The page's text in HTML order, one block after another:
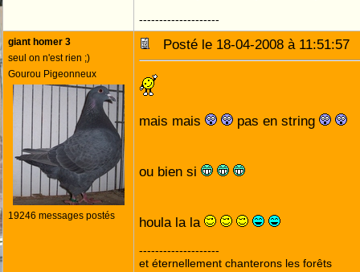
--------------------
giant homer 3
seul on n'est rien ;)
Gourou Pigeonneux
19246 messages postés
Posté le 18-04-2008 à
mais mais pas en string
ou bien si
houla la la
--------------------
et éternellement chanterons les forêts